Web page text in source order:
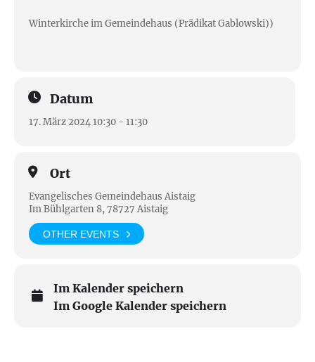
Winterkirche im Gemeindehaus (Prädikat Gablowski))
Datum
17. März 2024 10:30 - 11:30
Ort
Evangelisches Gemeindehaus Aistaig
Im Bühlgarten 8, 78727 Aistaig
OTHER EVENTS
Im Kalender speichern
Im Google Kalender speichern